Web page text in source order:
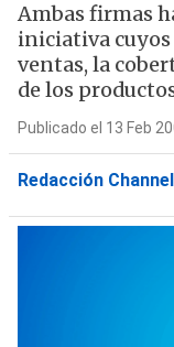
Ambas firmas
iniciativa
ventas, la
de los
Publicado el 13 Feb
Redacción